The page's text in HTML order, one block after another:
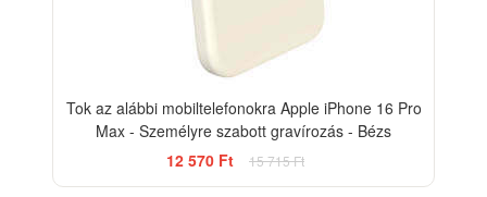
Tok az alábbi mobiltelefonokra Apple iPhone 16 Pro
Max - Személyre szabott gravírozás - Bézs
12 570 Ft
15 715 Ft